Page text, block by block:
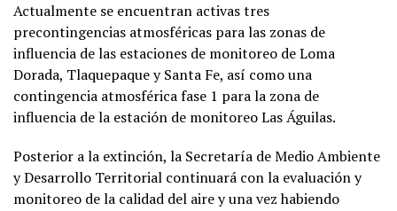
Actualmente se encuentran activas tres
precontingencias atmosféricas para las zonas de
influencia de las estaciones de monitoreo de Loma
Dorada, Tlaquepaque y Santa Fe, así como una
contingencia atmosférica fase 1 para la zona de
influencia de la estación de monitoreo Las Águilas.
Posterior a la extinción, la Secretaría de Medio Ambiente
y Desarrollo Territorial continuará con la evaluación y
monitoreo de la calidad del aire y una vez habiendo